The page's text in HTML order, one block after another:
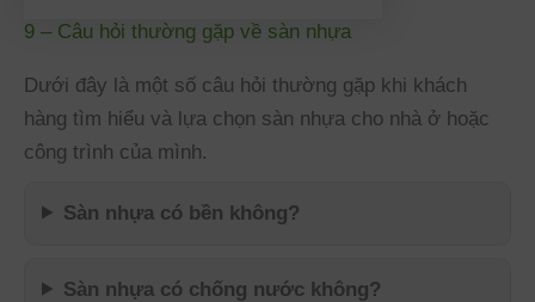
9 – Câu hỏi thường gặp về sàn nhựa
Dưới đây là một số câu hỏi thường gặp khi khách
hàng tìm hiểu và lựa chọn sàn nhựa cho nhà ở hoặc
công trình của mình.
Sàn nhựa có bền không?
Sàn nhựa có chống nước không?